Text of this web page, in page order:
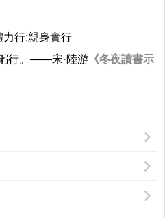
力行;親身實行
行。——宋·陸游 《冬夜讀書示